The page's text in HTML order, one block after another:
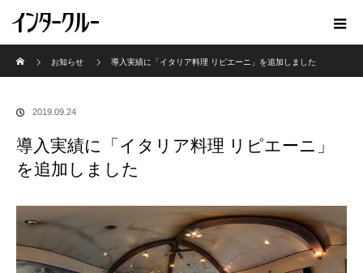
お知らせ
導入実績に「イタリア料理 リピエーニ」を追加しました
2019.09.24
導入実績に「イタリア料理 リピエーニ」
を追加しました